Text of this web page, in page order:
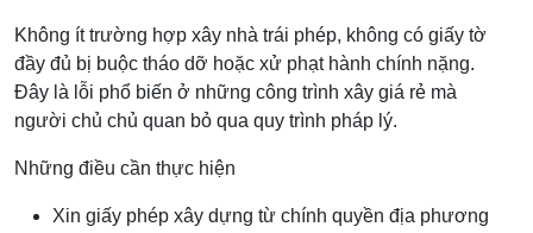
Không ít trường hợp xây nhà trái phép, không có giấy tờ
đầy đủ bị buộc tháo dỡ hoặc xử phạt hành chính nặng.
Đây là lỗi phổ biến ở những công trình xây giá rẻ mà
người chủ chủ quan bỏ qua quy trình pháp lý.
Những điều cần thực hiện
Xin giấy phép xây dựng từ chính quyền địa phương